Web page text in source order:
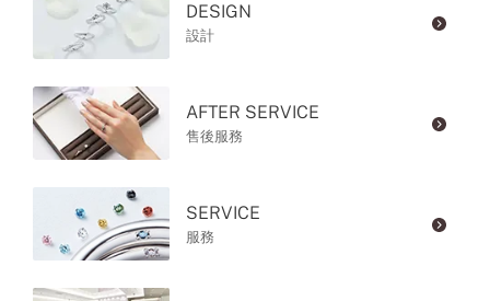
DESIGN
設計
AFTER SERVICE
售後服務
SERVICE
服務